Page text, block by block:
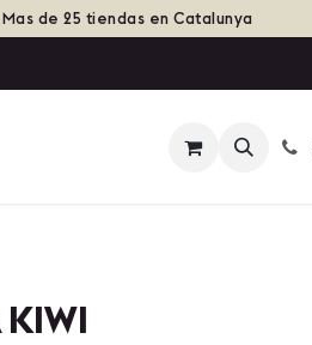
de 25 tiendas en Catalunya
KIWI